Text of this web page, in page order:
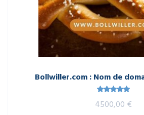
Bollwiller.com : Nom de
Note
5.00
sur 5
4500,00 €